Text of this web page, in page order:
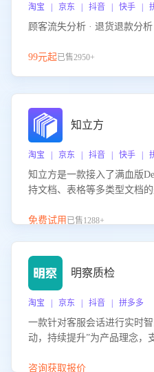
淘宝 | 京东 | 抖音 | 快手 |
顾客流失分析 · 退货退款分
99元起已售2950+
知立方
淘宝 | 京东 | 抖音 | 快手 |
知立方是一款接入了满血版
持文档、表格等多类型文档
识支持，帮助用户高效管理
免费试用 已售1288+
明察质检
淘宝 | 京东 | 抖音 | 拼多多
一款针对客服会话进行实时
动，持续提升”为产品理念，
升客服团队的销服能力。
咨询获取报价